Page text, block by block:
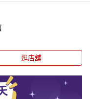
逛店舖